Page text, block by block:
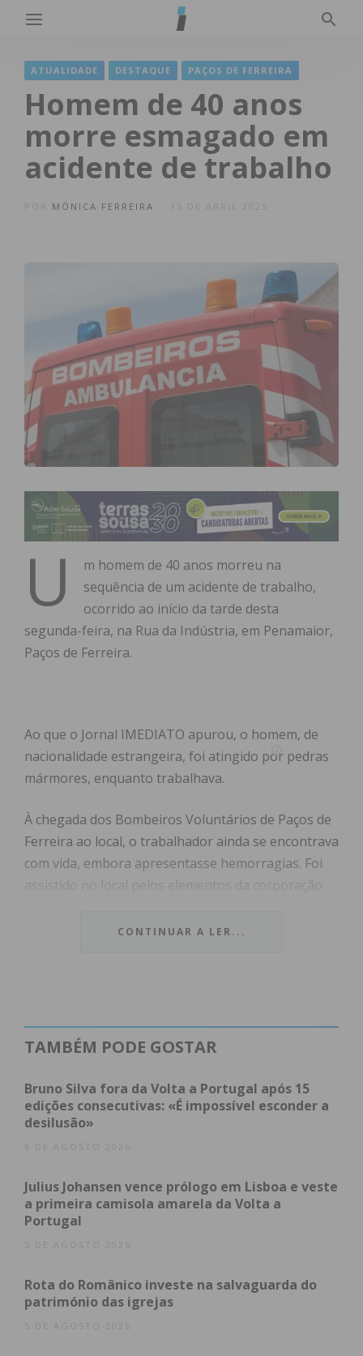
ATUALIDADE DESTAQUE PAÇOS DE FERREIRA
Homem de 40 anos
morre esmagado em
acidente de trabalho
MÓNICA FERREIRA 15 DE ABRIL 2025
U
m homem de 40 anos morreu na
sequência de um acidente de trabalho,
ocorrido ao início da tarde desta
segunda-feira, na Rua da Indústria, em Penamaior,
Paços de Ferreira.
Ao que o Jornal IMEDIATO apurou, o homem, de
nacionalidade estrangeira, foi atingido por pedras
mármores, enquanto trabalhava.
À chegada dos Bombeiros Voluntários de Paços de
Ferreira ao local, o trabalhador ainda se encontrava
com vida, embora apresentasse hemorragias. Foi
assistido no local pelos elementos da corporação
médica de emergência e reanimação do Vale do
ocorrência.
Subscreva a newsletter do
Assine nossa newsletter por e-mail e
obtenha de forma regular a informação
Eu li e concordo com os
CONTINUAR A LER...
TAMBÉM PODE GOSTAR
Bruno Silva fora da Volta a Portugal após 15
edições consecutivas: «É impossível esconder a
desilusão»
6 DE AGOSTO 2026
Julius Johansen vence prólogo em Lisboa e veste
a primeira camisola amarela da Volta a
Portugal
5 DE AGOSTO 2026
Rota do Românico investe na salvaguarda do
património das igrejas
5 DE AGOSTO 2026